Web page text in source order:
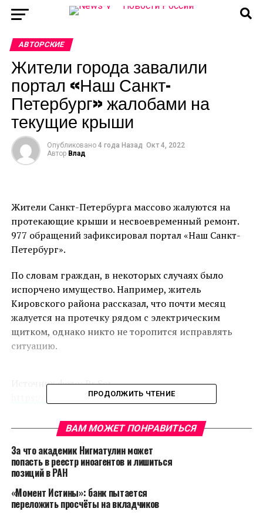
АВТОРСКИЕ
Жители города завалили
портал «Наш Санкт-
Петербург» жалобами на
текущие крыши
Опубликовано 4 года Назад Окт 4, 2022
Автор Влад
Жители Санкт-Петербурга массово жалуются на
протекающие крыши и несвоевременный ремонт.
977 обращений зафиксировал портал «Наш Санкт-
Петербург».
По словам граждан, в некоторых случаях было
испорчено имущество. Например, житель
Кировского района рассказал, что почти месяц
жалуется на протечку рядом с электрическим
щитком, однако никто не торопится исправлять
ситуацию.
Источник фото: Pr Scr
https://gorod.gov.spb.ru/problems/4615582/
«В парадной с 9 на 8 и ниже этажи течет вода при
обильном дожде! Если дождь несколько дней, то и
в квартире присутствуют мокрые пятна на потолке.
Окна при этом закрыты! Течет либо с крыши, либо
из окон! Прошу разобраться с проблемой! Так как
данная протечка угрожает ремонту в квартире!» —
написала жительница Невского района.
ПРОДОЛЖИТЬ ЧТЕНИЕ
ВАМ МОЖЕТ ПОНРАВИТЬСЯ
За что академик Нигматулин может
попасть в реестр иноагентов и лишиться
позиций в РАН
«Момент Истины»: банк пытается
переложить просчёты на вкладчиков